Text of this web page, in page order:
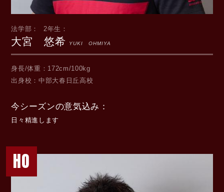
法学部 2年生
大宮 悠希 YUKI OHMIYA
身長/体重
172cm/100kg
出身校
中部大春日丘高校
今シーズンの意気込み
日々精進します
HO